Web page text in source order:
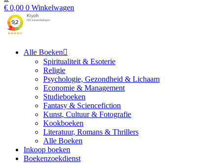
€ 0,00 0 Winkelwagen
Alle Boeken
Spiritualiteit & Esoterie
Religie
Psychologie, Gezondheid & Lichaam
Economie & Management
Studieboeken
Fantasy & Sciencefiction
Kunst, Cultuur & Fotografie
Kookboeken
Literatuur, Romans & Thrillers
Alle Boeken
Inkoop boeken
Boekenzoekdienst